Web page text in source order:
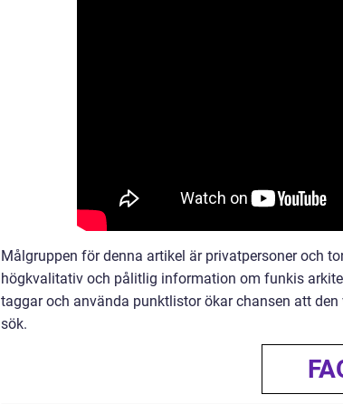
Målgruppen för denna artikel är privatpersoner och
högkvalitativ och pålitlig information om funkis
taggar och använda punktlistor ökar chansen att
sök.